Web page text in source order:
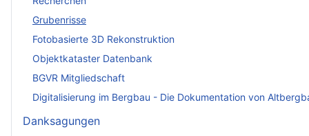
Grubenrisse
Fotobasierte 3D Rekonstruktion
Objektkataster Datenbank
BGVR Mitgliedschaft
Digitalisierung im Bergbau - Die Dokumentation von
Danksagungen